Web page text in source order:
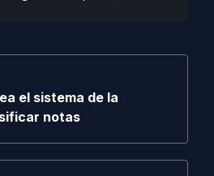
el sistema de la
notas